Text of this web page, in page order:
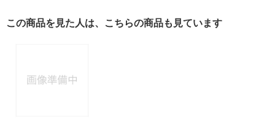
この商品を見た人は、こちらの商品も見ています